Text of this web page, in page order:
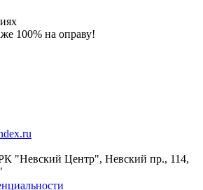
100% на оправу!
"Невский Центр", Невский пр., 114,